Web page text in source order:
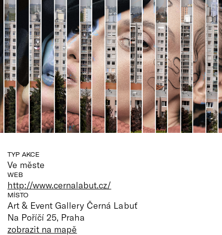
Vše o ČT
TYP AKCE
Ve měste
WEB
http://www.cernalabut.cz/
MÍSTO
Art & Event Gallery Černá Labuť
Na Poříčí 25, Praha
zobrazit na mapě